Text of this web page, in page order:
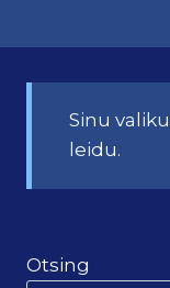
Sinu
leidu.
Otsing